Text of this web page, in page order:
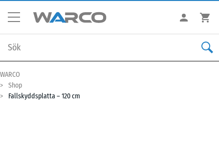
WARCO
Shop
Fallskyddsplatta – 120 cm